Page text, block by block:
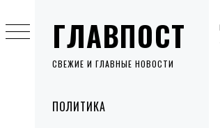
ГЛАВПОСТ
СВЕЖИЕ И ГЛАВНЫЕ НОВОСТИ
MenuПОЛИТИКА
to
content